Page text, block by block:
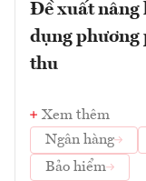
Đề xuất nâng
dụng phương
thu
Xem thêm
Ngân hàng
Bảo hiểm